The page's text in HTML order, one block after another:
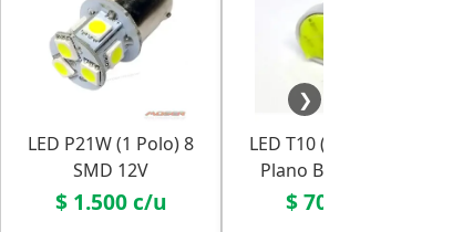
LED P21W (1 Polo) 8
SMD 12V
$ 1.500 c/u
LED T10 (W5W) COB
Plano Blanco 12V
$ 700 c/u
❯